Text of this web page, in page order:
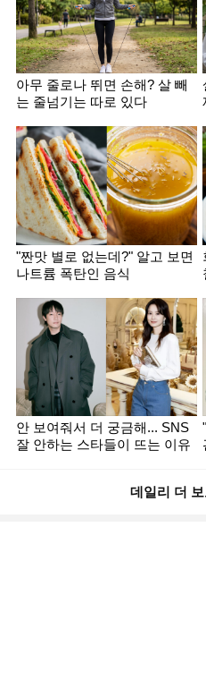
아무 줄로나 뛰면 손해? 살 빼
는 줄넘기는 따로 있다
"짠맛 별로 없는데?" 알고 보면
나트륨 폭탄인 음식
안 보여줘서 더 궁금해... SNS
잘 안하는 스타들이 뜨는 이유
데일리 더